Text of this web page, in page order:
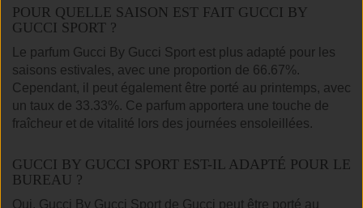
POUR QUELLE SAISON EST FAIT GUCCI BY
GUCCI SPORT ?
Le parfum Gucci By Gucci Sport est plus adapté pour les
saisons estivales, avec une proportion de 66.67%.
Cependant, il peut également être porté au printemps, avec
un taux de 33.33%. Ce parfum apportera une touche de
fraîcheur et de vitalité lors des journées ensoleillées.
GUCCI BY GUCCI SPORT EST-IL ADAPTÉ POUR LE
BUREAU ?
Oui, Gucci By Gucci Sport de Gucci peut être porté au